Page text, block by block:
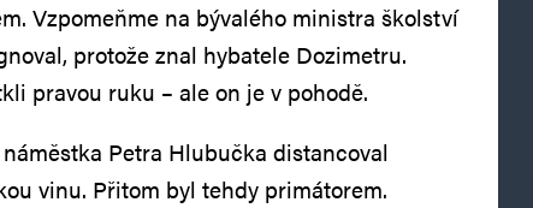
Vzpomeňme na bývalého ministra školství
protože znal hybatele Dozimetru.
pravou ruku – ale on je v pohodě.
Petra Hlubučka distancoval
vinu. Přitom byl tehdy primátorem.